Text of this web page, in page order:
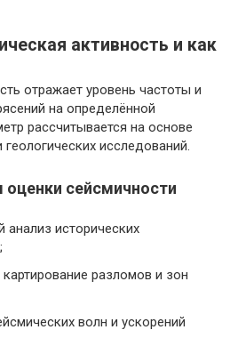
активность и как
отражает уровень частоты и
на определённой
рассчитывается на основе
исследований.
сейсмичности
анализ исторических
картирование разломов и зон
волн и ускорений